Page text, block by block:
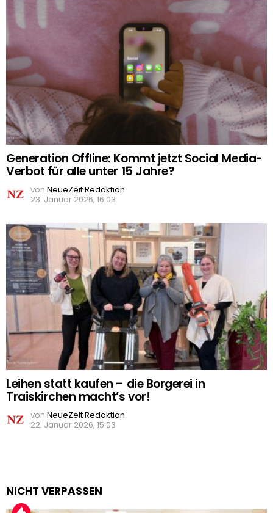
Generation Offline: Kommt jetzt Social Media-
Verbot für alle unter 15 Jahre?
von NeueZeit Redaktion
23. Januar 2026, 16:03
Leihen statt kaufen – die Borgerei in
Traiskirchen macht’s vor!
von NeueZeit Redaktion
22. Januar 2026, 15:03
NICHT VERPASSEN